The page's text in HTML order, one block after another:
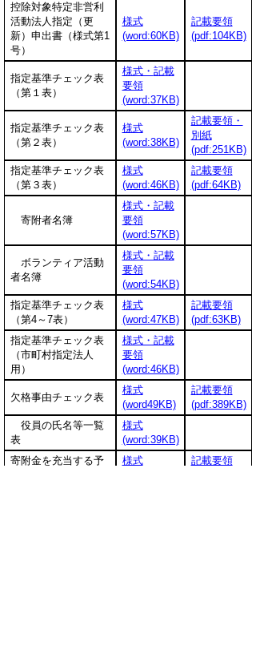
控除対象特定非営利
活動法人指定（更
新）申出書（様式第1
号）
様式
(word:60KB)
記載要領
(pdf:104KB)
指定基準チェック表
（第１表）
様式・ 記載
要領
(word:37KB)
指定基準チェック表
（第２表）
様式
(word:38KB)
記載要領・
別紙
(pdf:251KB)
指定基準チェック表
（第３表）
様式
(word:46KB)
記載要領
(pdf:64KB)
寄附者名簿
様式・記載
要領
(word:57KB)
ボランティア活動
者名簿
様式・記載
要領
(word:54KB)
指定基準チェック表
（第4～7表）
様式
(word:47KB)
記載要領
(pdf:63KB)
指定基準チェック表
（市町村指定法人
用）
様式・記載
要領
(word:46KB)
欠格事由チェック表
様式
(word49KB)
記載要領
(pdf:389KB)
役員の氏名等一覧
表
様式
(word:39KB)
寄附金を充当する予
様式
記載要領